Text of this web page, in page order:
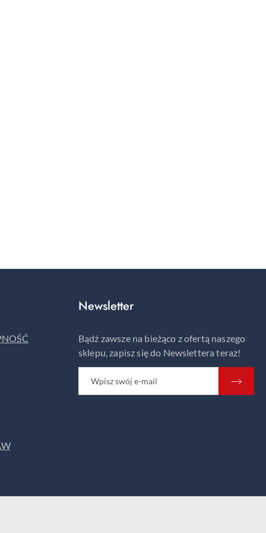
Newsletter
Bądź zawsze na bieżąco z ofertą naszego
sklepu, zapisz się do Newslettera teraz!